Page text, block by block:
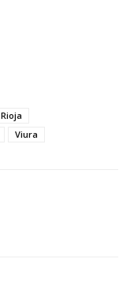
Rioja
Viura